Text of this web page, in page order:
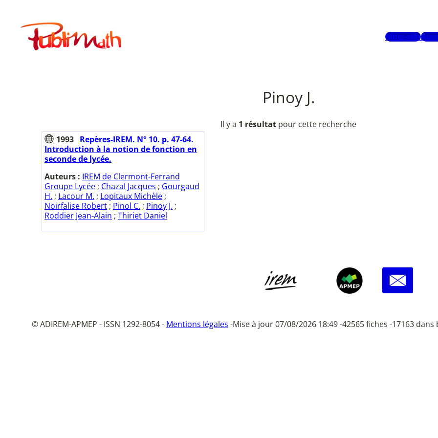
contenuPublimath
Mots-clés
Pinoy J.
Il y a 1 résultat pour cette recherche
1993 Repères-IREM. N° 10. p. 47-64.
Introduction à la notion de fonction en
seconde de lycée.
Auteurs : IREM de Clermont-Ferrand
Groupe Lycée ; Chazal Jacques ; Gourgaud
H. ; Lacour M. ; Lopitaux Michèle ;
Noirfalise Robert ; Pinol C. ; Pinoy J. ;
Roddier Jean-Alain ; Thiriet Daniel
© ADIREM-APMEP - ISSN 1292-8054 - Mentions légales -Mise à jour 07/08/2026 18:49 -42565 fiches -17163